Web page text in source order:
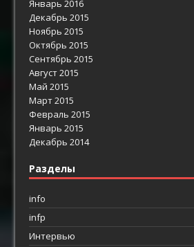
Январь 2016
Декабрь 2015
Ноябрь 2015
Октябрь 2015
Сентябрь 2015
Август 2015
Май 2015
Март 2015
Февраль 2015
Январь 2015
Декабрь 2014
Разделы
info
infp
Интервью